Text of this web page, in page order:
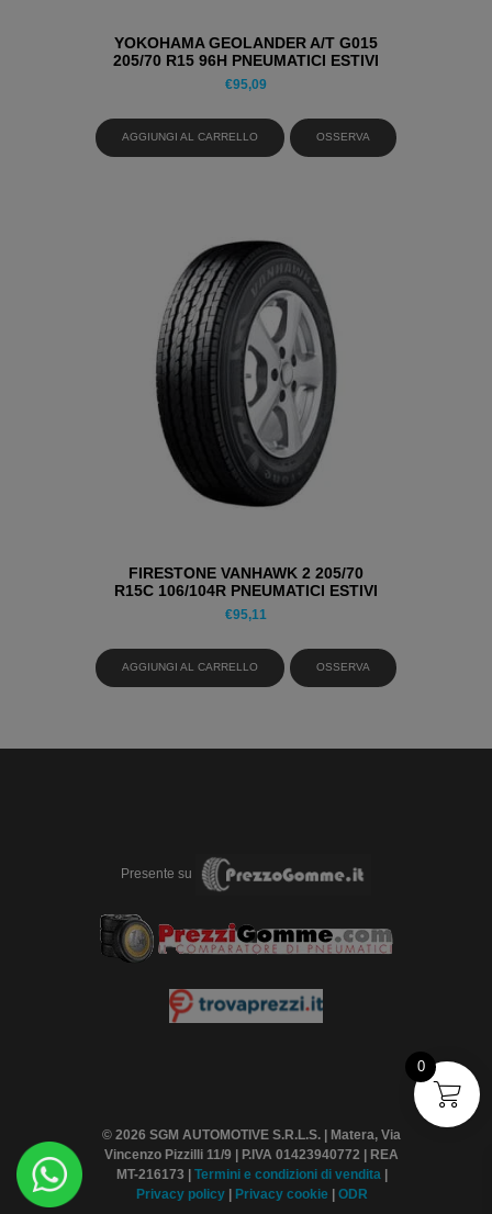
YOKOHAMA GEOLANDER A/T G015
205/70 R15 96H PNEUMATICI ESTIVI
€95,09
AGGIUNGI AL CARRELLO OSSERVA
FIRESTONE VANHAWK 2 205/70
R15C 106/104R PNEUMATICI ESTIVI
€95,11
AGGIUNGI AL CARRELLO OSSERVA
Presente su
© 2026 SGM AUTOMOTIVE S.R.L.S. | Matera, Via
Vincenzo Pizzilli 11/9 | P.IVA 01423940772 | REA
MT-216173 |
Termini e condizioni di vendita
Privacy policy
Privacy cookie ODR
0